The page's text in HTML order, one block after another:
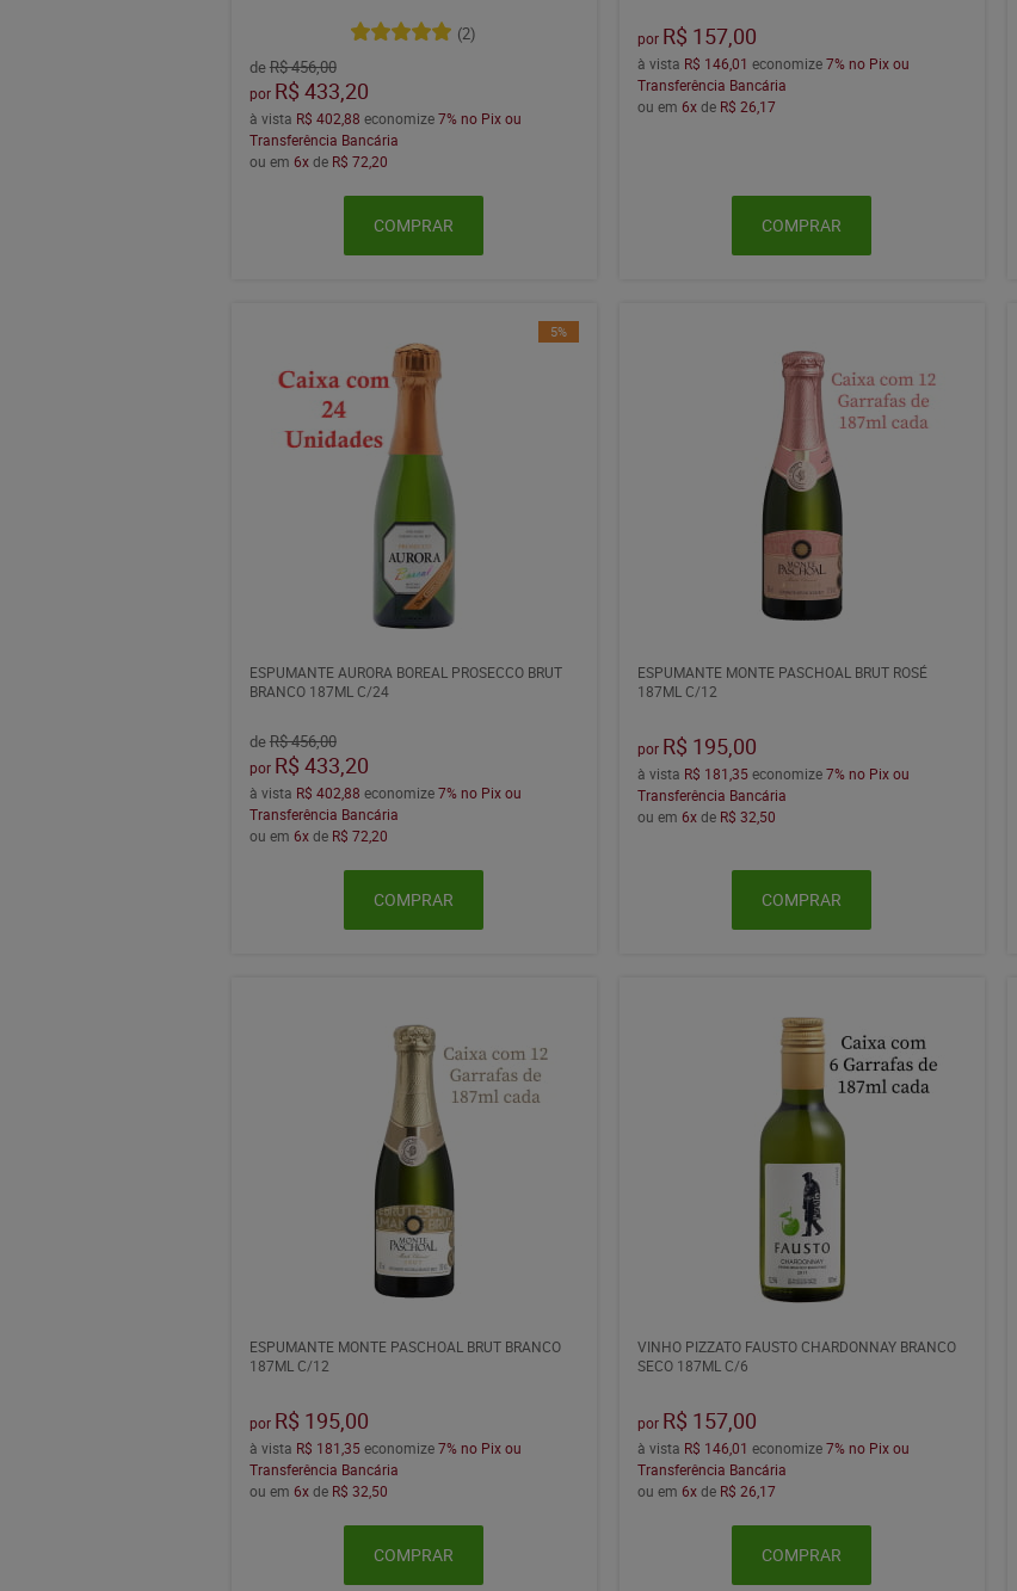
(2)
deR$ 456,00
por R$ 433,20
à vista R$ 402,88 economize7% no Pix ou
Transferência Bancária
ou em 6xde R$ 72,20
COMPRAR
por R$ 157,00
à vista R$ 146,01 economize7% no Pix ou
Transferência Bancária
ou em6xde R$ 26,17
COMPRAR
5%
ESPUMANTE AURORA BOREAL PROSECCO BRUT
BRANCO 187ML C/24
deR$ 456,00
por R$ 433,20
à vista R$ 402,88 economize7% no Pix ou
Transferência Bancária
ou em 6xde R$ 72,20
COMPRAR
ESPUMANTE MONTE PASCHOAL BRUT ROSÉ
187ML C/12
por R$ 195,00
à vista R$ 181,35economize7% no Pix ou
Transferência Bancária
ou em6xde R$ 32,50
COMPRAR
ESPUMANTE MONTE PASCHOAL BRUT BRANCO
187ML C/12
por R$ 195,00
à vista R$ 181,35economize7% no Pix ou
Transferência Bancária
ou em 6xde R$ 32,50
COMPRAR
VINHO PIZZATO FAUSTO CHARDONNAY BRANCO
SECO 187ML C/6
por R$ 157,00
à vista R$ 146,01 economize7% no Pix ou
Transferência Bancária
ou em6xde R$ 26,17
COMPRAR